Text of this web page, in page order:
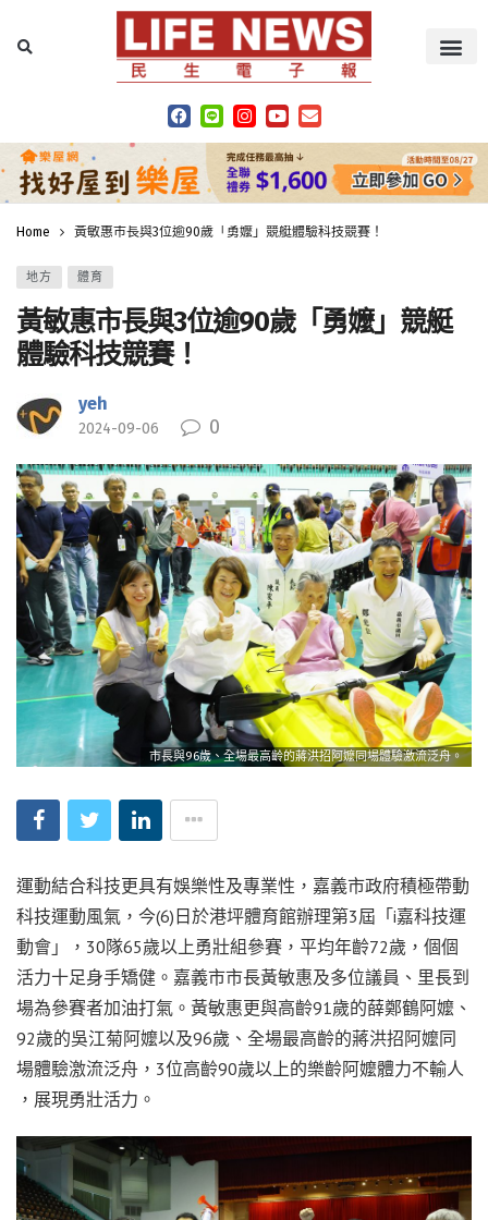
Home 黃敏惠市長與3位逾90歲「勇嬤」競艇體驗科技競賽！
地方 體育
黃敏惠市長與3位逾90歲「勇嬤」競艇
體驗科技競賽！
yeh
2024-09-06 0
市長與96歲、全場最高齡的蔣洪招阿嬤同場體驗激流泛舟。
運動結合科技更具有娛樂性及專業性，嘉義市政府積極帶動
科技運動風氣，今(6)日於港坪體育館辦理第3屆「i嘉科技運
動會」，30隊65歲以上勇壯組參賽，平均年齡72歲，個個
活力十足身手矯健。嘉義市市長黃敏惠及多位議員、里長到
場為參賽者加油打氣。黃敏惠更與高齡91歲的薛鄭鶴阿嬤、
92歲的吳江菊阿嬤以及96歲、全場最高齡的蔣洪招阿嬤同
場體驗激流泛舟，3位高齡90歲以上的樂齡阿嬤體力不輸人
，展現勇壯活力。